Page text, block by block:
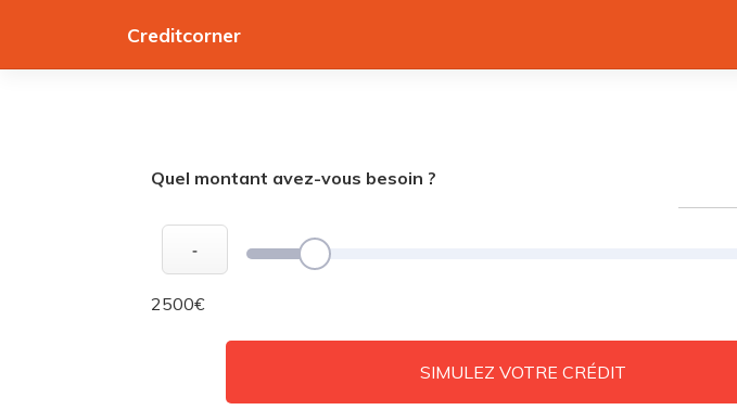
content
Creditcorner
Quel montant avez-vous besoin ?
-
2500€
SIMULEZ VOTRE CRÉDIT